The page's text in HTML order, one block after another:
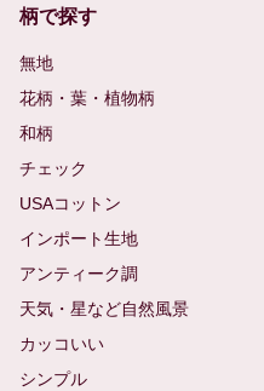
柄で探す
無地
花柄・葉・植物柄
和柄
チェック
USAコットン
インポート生地
アンティーク調
天気・星など自然風景
カッコいい
シンプル